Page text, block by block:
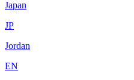
Japan
JP
Jordan
EN